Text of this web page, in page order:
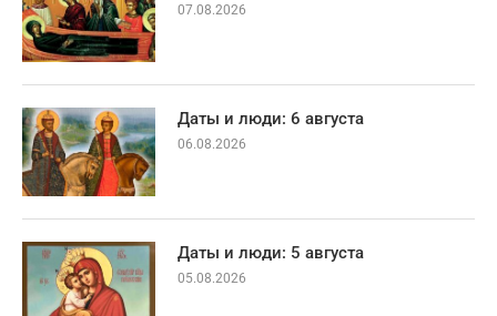
07.08.2026
Даты и люди: 6 августа
06.08.2026
Даты и люди: 5 августа
05.08.2026